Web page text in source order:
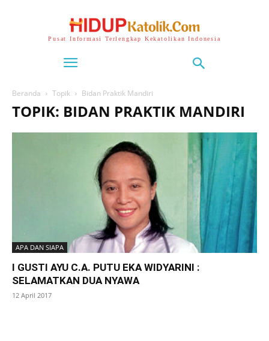
Pusat Informasi Terlengkap Kekatolikan Indonesia
Beranda Topik Bidan Praktik Mandiri
TOPIK: BIDAN PRAKTIK MANDIRI
APA DAN SIAPA
I GUSTI AYU C.A. PUTU EKA WIDYARINI :
SELAMATKAN DUA NYAWA
12 April 2017